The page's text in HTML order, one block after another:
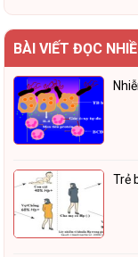
BÀI VIẾT ĐỌC
Trẻ